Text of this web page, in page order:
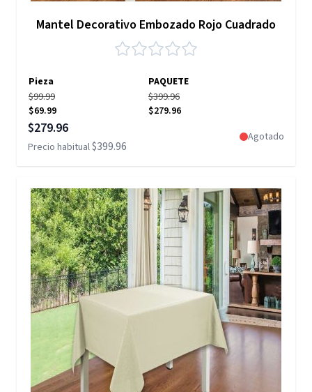
Mantel Decorativo Embozado Rojo Cuadrado
Pieza
PAQUETE
$99.99
$69.99
$399.96
$279.96
Precio especial
$279.96
Precio habitual$399.96
Agotado